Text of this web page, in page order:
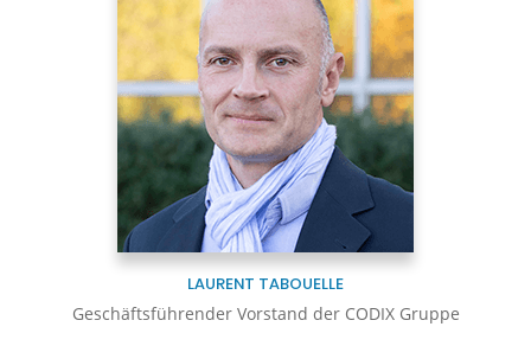
LAURENT TABOUELLE
Geschäftsführender Vorstand der CODIX Gruppe